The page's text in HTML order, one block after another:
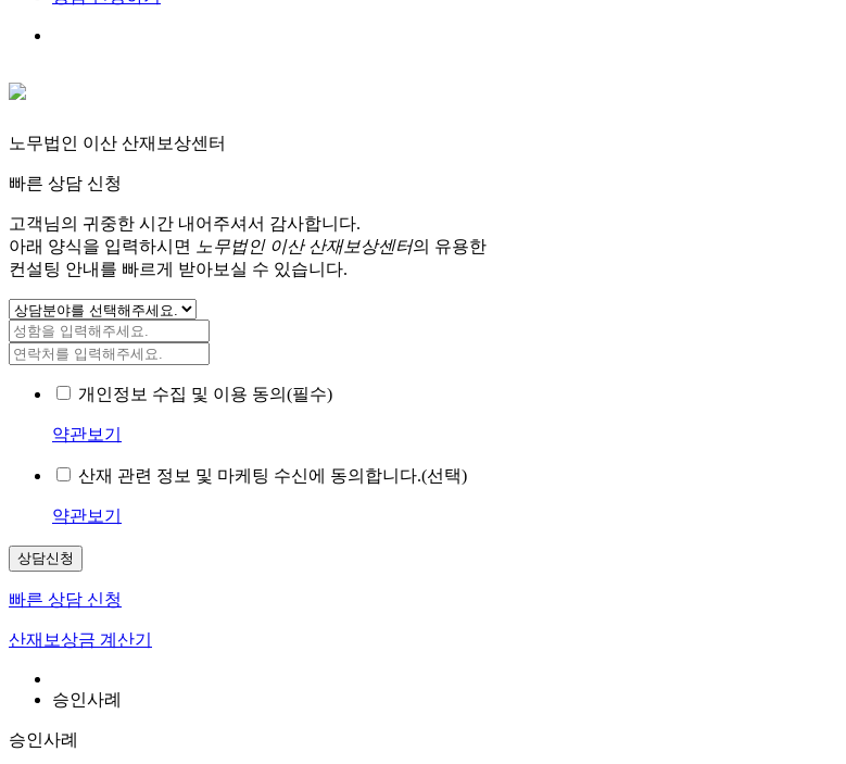
노무법인 이산 산재보상센터
빠른 상담 신청
고객님의 귀중한 시간 내어주셔서 감사합니다.
아래 양식을 입력하시면
노무법인 이산 산재보상센터의 유용한
컨설팅 안내를 빠르게 받아보실 수 있습니다.
개인정보 수집 및 이용 동의(필수)
약관보기
산재 관련 정보 및 마케팅 수신에 동의합니다.(선택)
약관보기
상담신청
빠른 상담 신청
산재보상금 계산기
승인사례
승인사례